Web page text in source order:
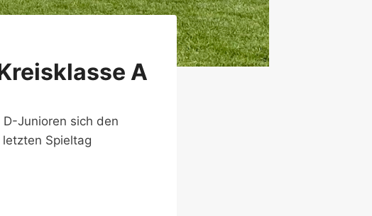
A
Junioren sich den
Spieltag